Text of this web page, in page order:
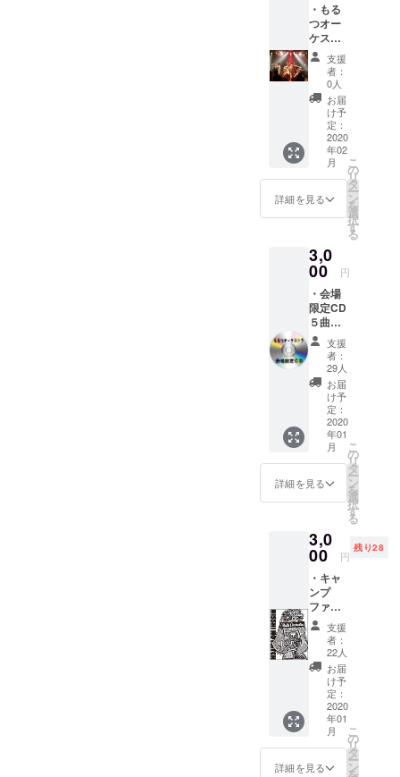
この夏は俳
優としても
映画に初挑
戦しており
ます。
もるつオー
ケストラを
ぜひよろし
くお願いし
ます！
・もる
つオー
ケスト
ラより
ワンマ
ンのお
礼とご
報告の
新聞を
お送り
しま
す。 ・
ワンマ
ンライ
ブ動画
トを
YouTub
e限定公
開URL
でお送
りしま
す。
支援
者：
0人
お届
け予
定：
2020
年02
月
詳細を見る
こ
の
リ
タ
ー
ン
を
選
択
す
る
3,0
00 円
・会場
限定CD
５曲入
り(2000
円予定)
キャン
プファ
イヤー
限定
GOOD
之介ラ
イナー
ノーツ
付 もる
つオー
バーの
サイン
付 CD
は、プ
レス
し、
GOOD
之介デ
ザイン
の紙
ジャ
ケット
仕様に
なりま
す。 ※
収録楽
曲数は
支援
者：
29人
お届
け予
定：
2020
年01
月
詳細を見る
こ
の
リ
タ
ー
ン
を
選
択
す
る
3,0
00 円
残り28
・キャ
ンプ
ファイ
ヤー限
定
GOOD
之介デ
ザインT
シャツ
※会場で
(このデ
ザイン)
の販売
はあり
支援
者：
22人
お届
け予
定：
2020
年01
月
詳細を見る
こ
の
リ
タ
ー
ン